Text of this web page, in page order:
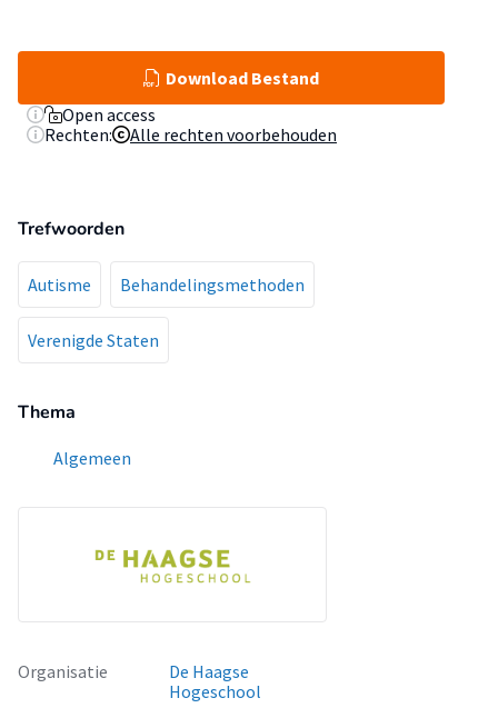
Download Bestand
Open access
Rechten:
Alle rechten voorbehouden
Trefwoorden
Autisme Behandelingsmethoden
Verenigde Staten
Thema
Algemeen
Organisatie
De Haagse
Hogeschool